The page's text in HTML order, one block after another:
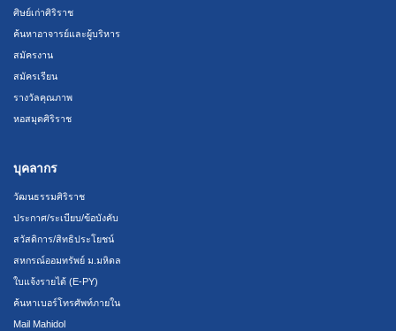
ศิษย์เก่าศิริราช
ค้นหาอาจารย์และผู้บริหาร
สมัครงาน
สมัครเรียน
รางวัลคุณภาพ
หอสมุดศิริราช
บุคลากร
วัฒนธรรมศิริราช
ประกาศ/ระเบียบ/ข้อบังคับ
สวัสดิการ/สิทธิประโยชน์
สหกรณ์ออมทรัพย์ ม.มหิดล
ใบแจ้งรายได้ (E-PY)
ค้นหาเบอร์โทรศัพท์ภายใน
Mail Mahidol